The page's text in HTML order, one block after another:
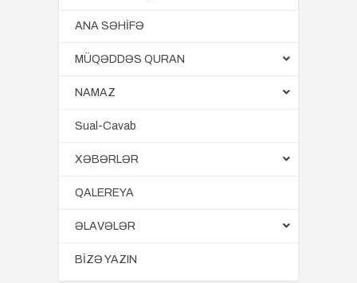
ANA SƏHİFƏ
MÜQƏDDƏS QURAN
NAMAZ
Sual-Cavab
XƏBƏRLƏR
QALEREYA
ƏLAVƏLƏR
BİZƏ YAZIN